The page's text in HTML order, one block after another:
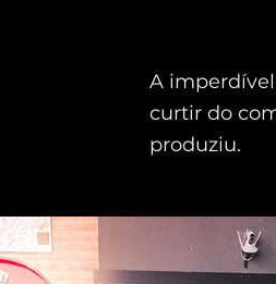
A
curtir do
produziu.